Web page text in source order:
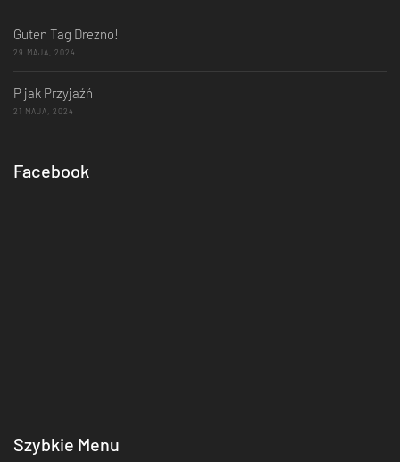
Guten Tag Drezno!
29 MAJA, 2024
P jak Przyjaźń
21 MAJA, 2024
Facebook
Szybkie Menu